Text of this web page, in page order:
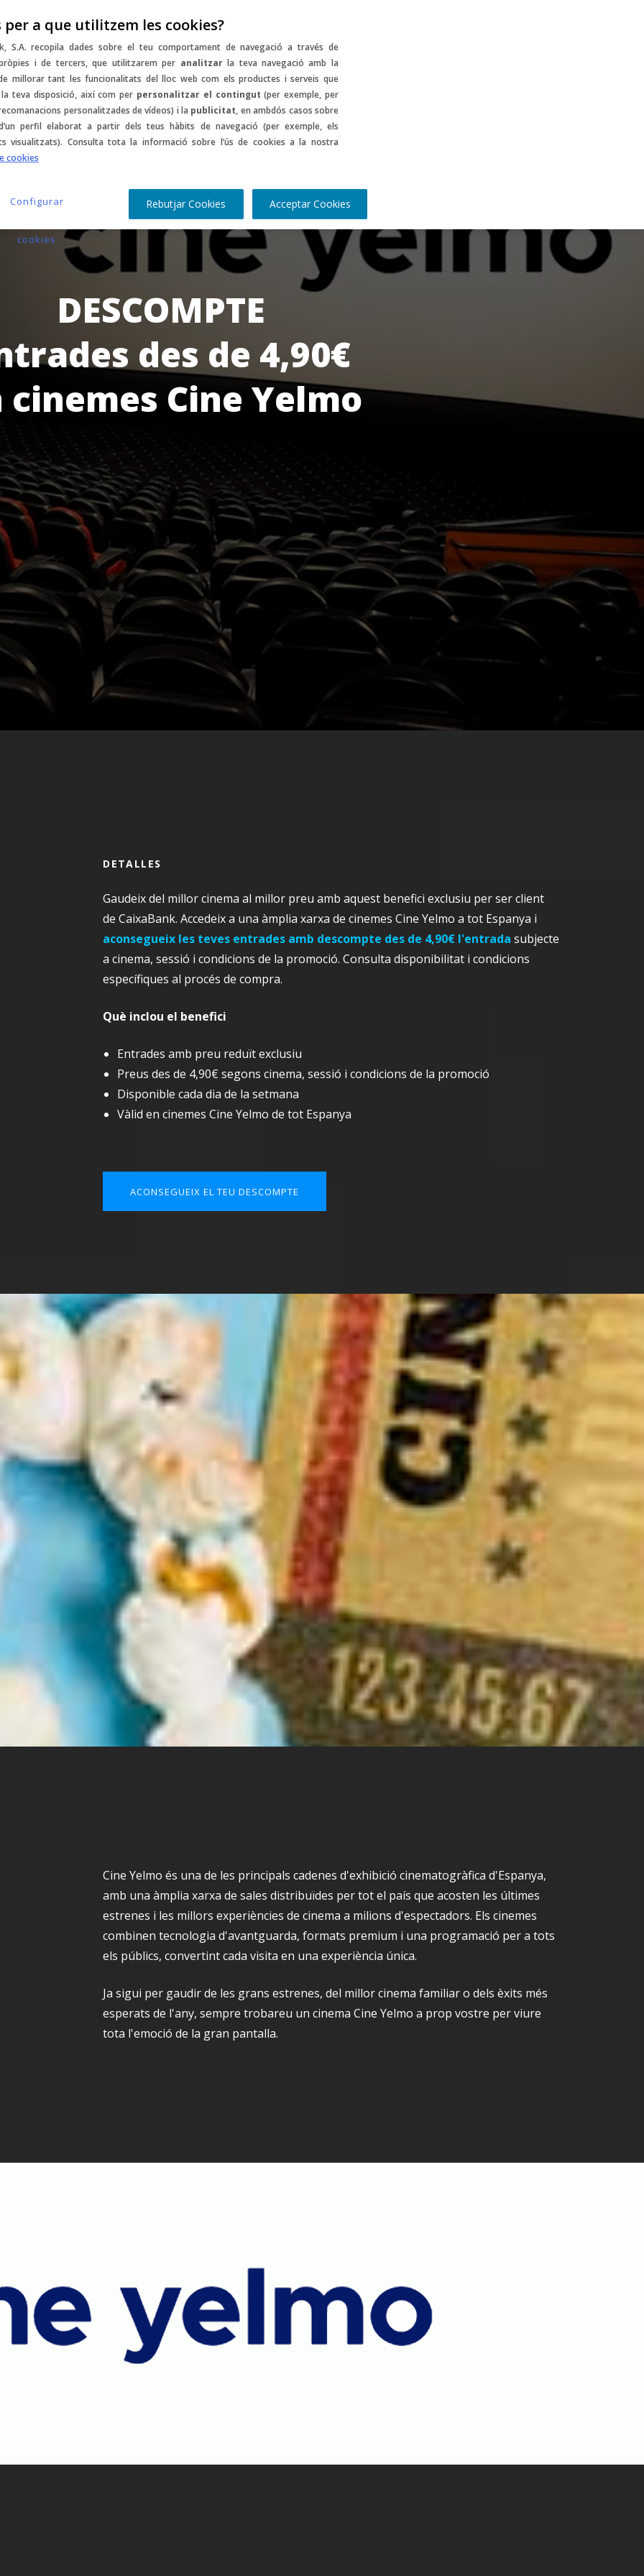
per a que utilitzem les cookies?
S.A. recopila dades sobre el teu comportament de navegació a través de
i de tercers, que utilitzarem per analitzarla teva navegació amb la
millorar tant les funcionalitats del lloc web com els productes i serveis que
teva disposició, així com per personalitzar el contingut (per exemple, per
personalitzades de vídeos) i la publicitat, en ambdós casos sobre
perfil elaborat a partir dels teus hàbits de navegació (per exemple, els
visualitzats). Consulta tota la informació sobre l’ús de cookies a la nostra
cookies
Configurar
cookies
Rebutjar Cookies Acceptar Cookies
Music Sports Gastro
DESCOMPTE
des de 4,90€
cinemes Cine Yelmo
DETALLES
Gaudeix del millor cinema al millor preu amb aquest benefici exclusiu per ser client
de CaixaBank. Accedeix a una àmplia xarxa de cinemes Cine Yelmo a tot Espanya i
aconsegueix les teves entrades amb descompte des de 4,90€ l'entradasubjecte
a cinema, sessió i condicions de la promoció. Consulta disponibilitat i condicions
específiques al procés de compra.
Què inclou el benefici
Entrades amb preu reduït exclusiu
Preus des de 4,90€ segons cinema, sessió i condicions de la promoció
Disponible cada dia de la setmana
Vàlid en cinemes Cine Yelmo de tot Espanya
ACONSEGUEIX EL TEU DESCOMPTE
Cine Yelmo és una de les principals cadenes d'exhibició cinematogràfica d'Espanya,
amb una àmplia xarxa de sales distribuïdes per tot el país que acosten les últimes
estrenes i les millors experiències de cinema a milions d'espectadors. Els cinemes
combinen tecnologia d'avantguarda, formats premium i una programació per a tots
els públics, convertint cada visita en una experiència única.
Ja sigui per gaudir de les grans estrenes, del millor cinema familiar o dels èxits més
esperats de l'any, sempre trobareu un cinema Cine Yelmo a prop vostre per viure
tota l'emoció de la gran pantalla.